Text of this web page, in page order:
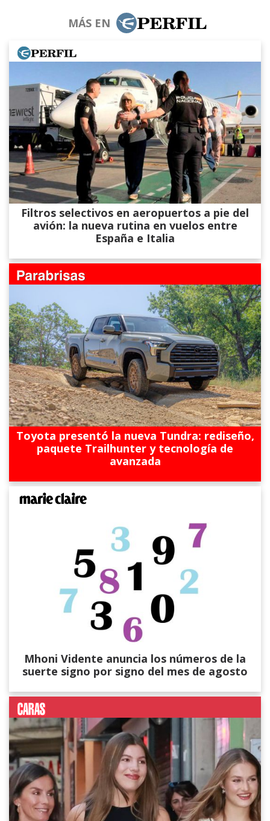
MÁS EN
Filtros selectivos en aeropuertos a pie del
avión: la nueva rutina en vuelos entre
España e Italia
Toyota presentó la nueva Tundra: rediseño,
paquete Trailhunter y tecnología de
avanzada
Mhoni Vidente anuncia los números de la
suerte signo por signo del mes de agosto